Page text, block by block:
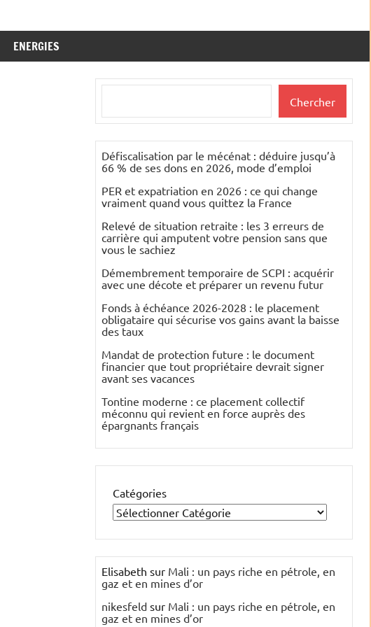
ENERGIES
Chercher
Défiscalisation par le mécénat : déduire jusqu’à
66 % de ses dons en 2026, mode d’emploi
PER et expatriation en 2026 : ce qui change
vraiment quand vous quittez la France
Relevé de situation retraite : les 3 erreurs de
carrière qui amputent votre pension sans que
vous le sachiez
Démembrement temporaire de SCPI : acquérir
avec une décote et préparer un revenu futur
Fonds à échéance 2026-2028 : le placement
obligataire qui sécurise vos gains avant la baisse
des taux
Mandat de protection future : le document
financier que tout propriétaire devrait signer
avant ses vacances
Tontine moderne : ce placement collectif
méconnu qui revient en force auprès des
épargnants français
Catégories
Elisabeth sur Mali : un pays riche en pétrole, en
gaz et en mines d’or
nikesfeld sur Mali : un pays riche en pétrole, en
gaz et en mines d’or